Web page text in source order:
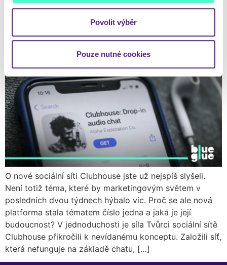
Povolit výběr
Pouze nutné cookies
– PŘÍBĚH O ELITÁCH, FOMO
A CENZUŘE
O nové sociální síti Clubhouse jste už nejspíš slyšeli.
Není totiž téma, které by marketingovým světem v
posledních dvou týdnech hýbalo víc. Proč se ale nová
platforma stala tématem číslo jedna a jaká je její
budoucnost? V jednoduchosti je síla Tvůrci sociální sítě
Clubhouse přikročili k nevídanému konceptu. Založili síť,
která nefunguje na základě chatu, […]